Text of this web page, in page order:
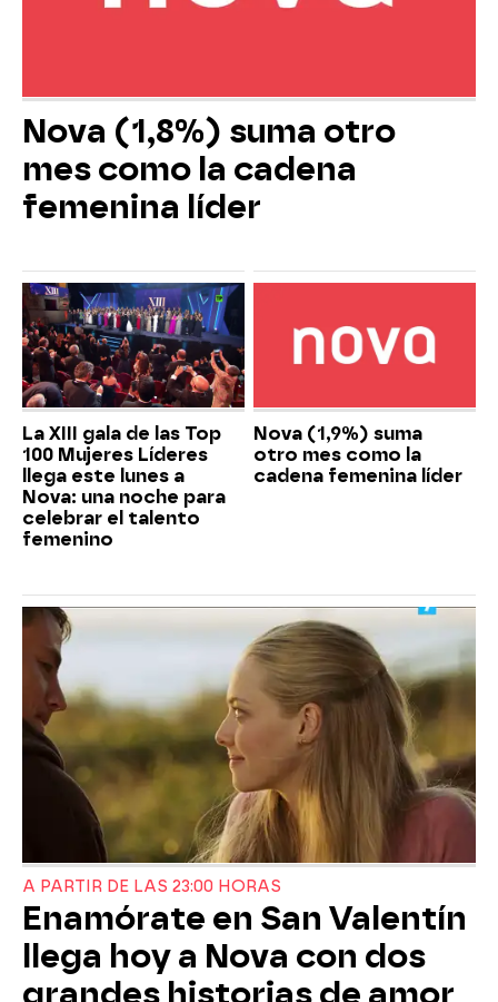
Nova (1,8%) suma otro
mes como la cadena
femenina líder
La XIII gala de las Top
100 Mujeres Líderes
llega este lunes a
Nova: una noche para
celebrar el talento
femenino
Nova (1,9%) suma
otro mes como la
cadena femenina líder
A PARTIR DE LAS 23:00 HORAS
Enamórate en San Valentín
llega hoy a Nova con dos
grandes historias de amor